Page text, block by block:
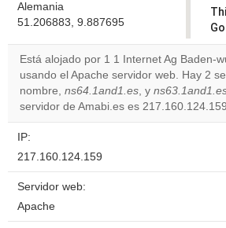
Alemania
51.206883, 9.887695
Está alojado por 1 1 Internet Ag Baden-
usando el Apache servidor web. Hay 2
nombre, ns64.1and1.es, y
servidor de Amabi.es es
IP:
217.160.124.159
Servidor web:
Apache